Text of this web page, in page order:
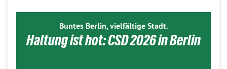
Buntes Berlin, vielfältige Stadt.
Haltung ist hot: CSD 2026 in Berlin